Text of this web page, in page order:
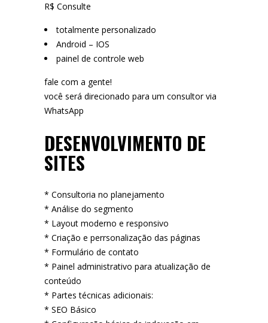
R$ Consulte
totalmente personalizado
Android – IOS
painel de controle web
fale com a gente!
você será direcionado para um consultor via
WhatsApp
DESENVOLVIMENTO DE
SITES
* Consultoria no planejamento
* Análise do segmento
* Layout moderno e responsivo
* Criação e perrsonalização das páginas
* Formulário de contato
* Painel administrativo para atualização de
conteúdo
* Partes técnicas adicionais:
* SEO Básico